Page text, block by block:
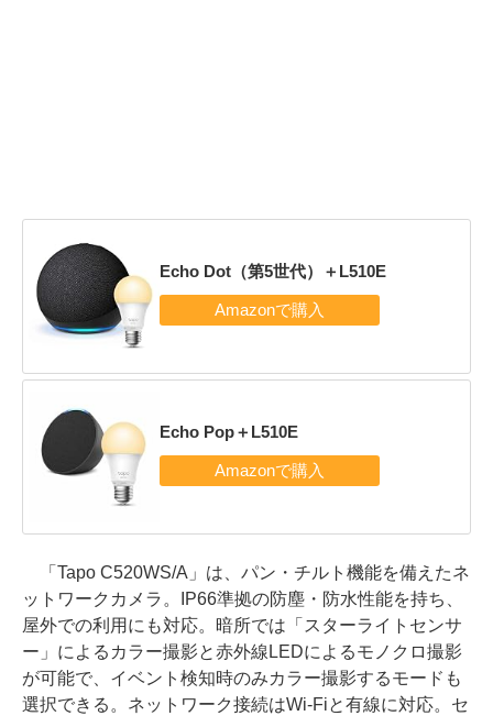
Echo Dot（第5世代）＋L510E
Echo Pop＋L510E
「Tapo C520WS/A」は、パン・チルト機能を備えたネ
ットワークカメラ。IP66準拠の防塵・防水性能を持ち、
屋外での利用にも対応。暗所では「スターライトセンサ
ー」によるカラー撮影と赤外線LEDによるモノクロ撮影
が可能で、イベント検知時のみカラー撮影するモードも
選択できる。ネットワーク接続はWi-Fiと有線に対応。セ